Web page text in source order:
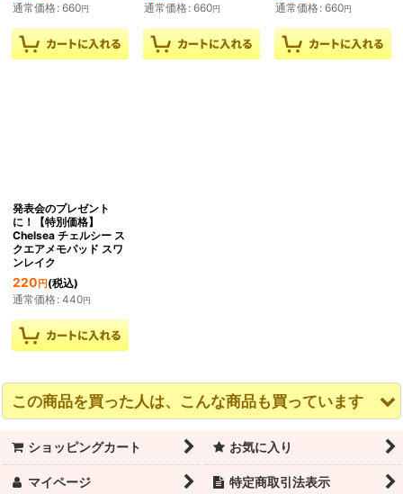
通常価格: 660円
通常価格: 660円
通常価格: 660円
発表会のプレゼント
に！【特別価格】
Chelsea チェルシー ス
クエアメモパッド スワ
ンレイク
220 円 (税込)
通常価格: 440円
この商品を買った人は、こんな商品も買っています
ショッピングカート お気に入り
マイページ 特定商取引法表示